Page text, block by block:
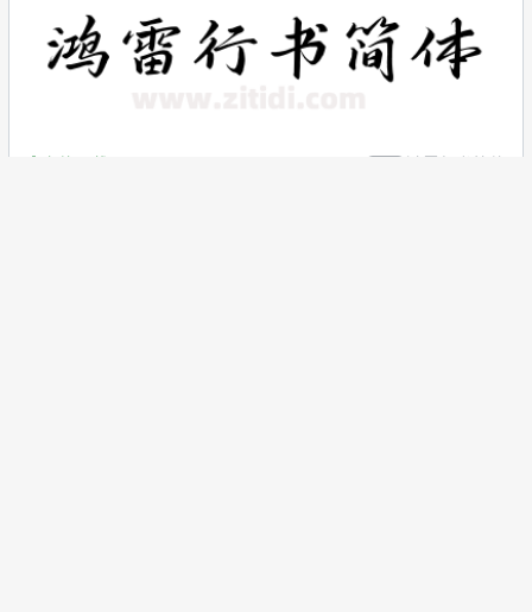
字体下载 鸿雷行书简体